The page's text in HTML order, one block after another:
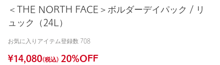
＜THE NORTH FACE＞ボルダーデイパック / リ
ュック（24L）
お気に入りアイテム登録数 708
¥14,080(税込) 20%OFF